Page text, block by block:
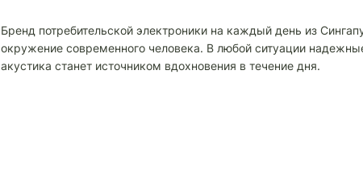
Бренд потребительской электроники на каждый день из
окружение современного человека. В любой ситуации
акустика станет источником вдохновения в течение дня.